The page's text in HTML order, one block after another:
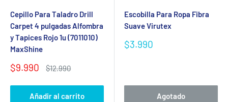
Cepillo Para Taladro Drill
Carpet 4 pulgadas Alfombra
y Tapices Rojo 1u (7011010)
MaxShine
Precio
venta
$9.990
Precio
$12.990
Añadir al carrito
Escobilla Para Ropa Fibra
Suave Virutex
Precio
$3.990
Agotado